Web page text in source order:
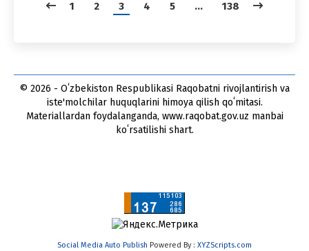
1 2 3 4 5 … 138
© 2026 - Oʻzbekiston Respublikasi Raqobatni rivojlantirish va
iste'molchilar huquqlarini himoya qilish qoʻmitasi.
Materiallardan foydalanganda, www.raqobat.gov.uz manbai
koʻrsatilishi shart.
Social Media Auto Publish Powered By : XYZScripts.com